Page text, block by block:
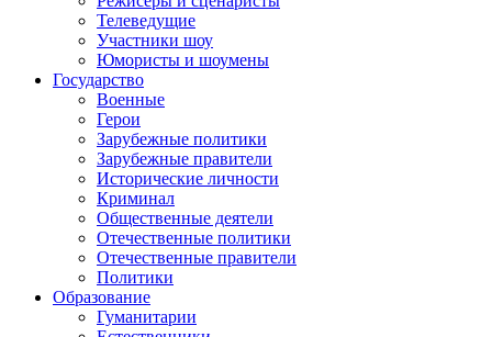
Телеведущие
Участники шоу
Юмористы и шоумены
Государство
Военные
Герои
Зарубежные политики
Зарубежные правители
Исторические личности
Криминал
Общественные деятели
Отечественные политики
Отечественные правители
Политики
Образование
Гуманитарии